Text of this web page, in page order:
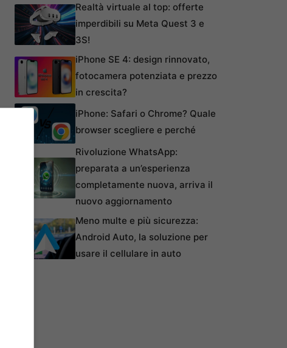
Realtà virtuale al top: offerte
imperdibili su Meta Quest 3 e
3S!
iPhone SE 4: design rinnovato,
fotocamera potenziata e prezzo
in crescita?
iPhone: Safari o Chrome? Quale
browser scegliere e perché
Rivoluzione WhatsApp:
preparata a un’esperienza
completamente nuova, arriva il
nuovo aggiornamento
Meno multe e più sicurezza:
Android Auto, la soluzione per
usare il cellulare in auto